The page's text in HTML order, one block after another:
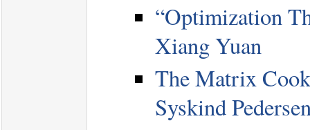
“Optimization
Xiang Yuan
The Matrix
Syskind